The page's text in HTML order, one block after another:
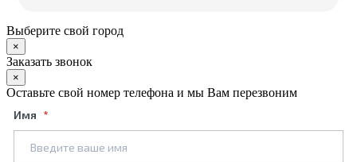
Выберите свой город
×
Заказать звонок
×
Оставьте свой номер телефона и мы Вам перезвоним
Имя